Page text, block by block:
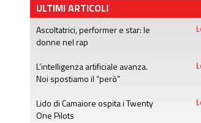
ULTIMI ARTICOLI
Ascoltatrici, performer e star: le
donne nel rap
L’intelligenza artificiale avanza.
Noi spostiamo il “però”
Lido di Camaiore ospita i Twenty
One Pilots